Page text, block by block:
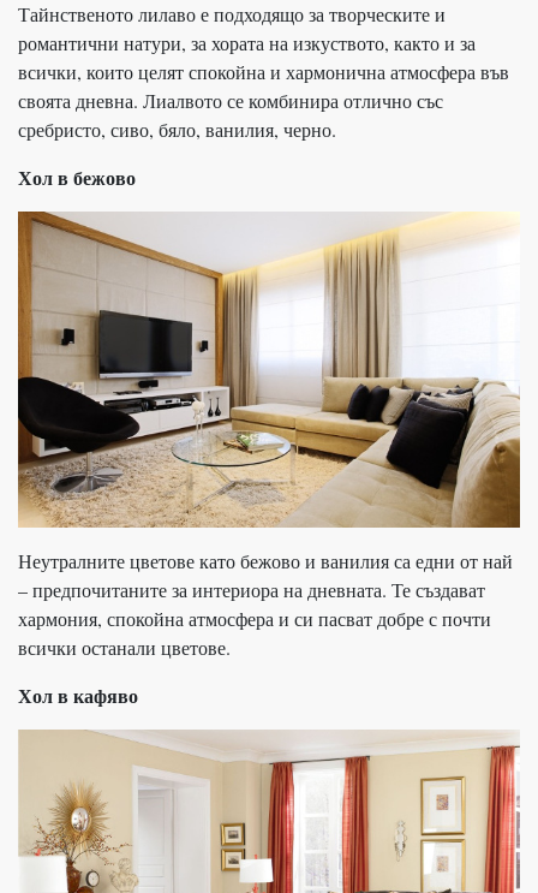
Тайнственото лилаво е подходящо за творческите и
романтични натури, за хората на изкуството, както и за
всички, които целят спокойна и хармонична атмосфера във
своята дневна. Лиалвото се комбинира отлично със
сребристо, сиво, бяло, ванилия, черно.
Хол в бежово
Неутралните цветове като бежово и ванилия са едни от най
– предпочитаните за интериора на дневната. Те създават
хармония, спокойна атмосфера и си пасват добре с почти
всички останали цветове.
Хол в кафяво